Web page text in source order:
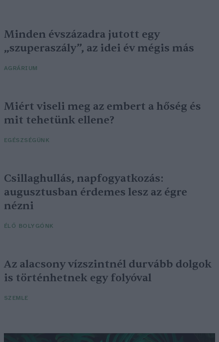
Minden évszázadra jutott egy
„szuperaszály”, az idei év mégis más
AGRÁRIUM
Miért viseli meg az embert a hőség és
mit tehetünk ellene?
EGÉSZSÉGÜNK
Csillaghullás, napfogyatkozás:
augusztusban érdemes lesz az égre
nézni
ÉLŐ BOLYGÓNK
Az alacsony vízszintnél durvább dolgok
is történhetnek egy folyóval
SZEMLE